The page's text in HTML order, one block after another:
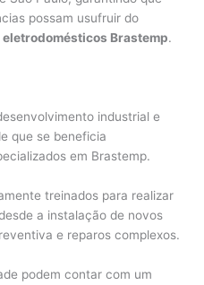
possam usufruir do
eletrodomésticos Brastemp.
industrial e
que se beneficia
em Brastemp.
treinados para realizar
a instalação de novos
e reparos complexos.
podem contar com um